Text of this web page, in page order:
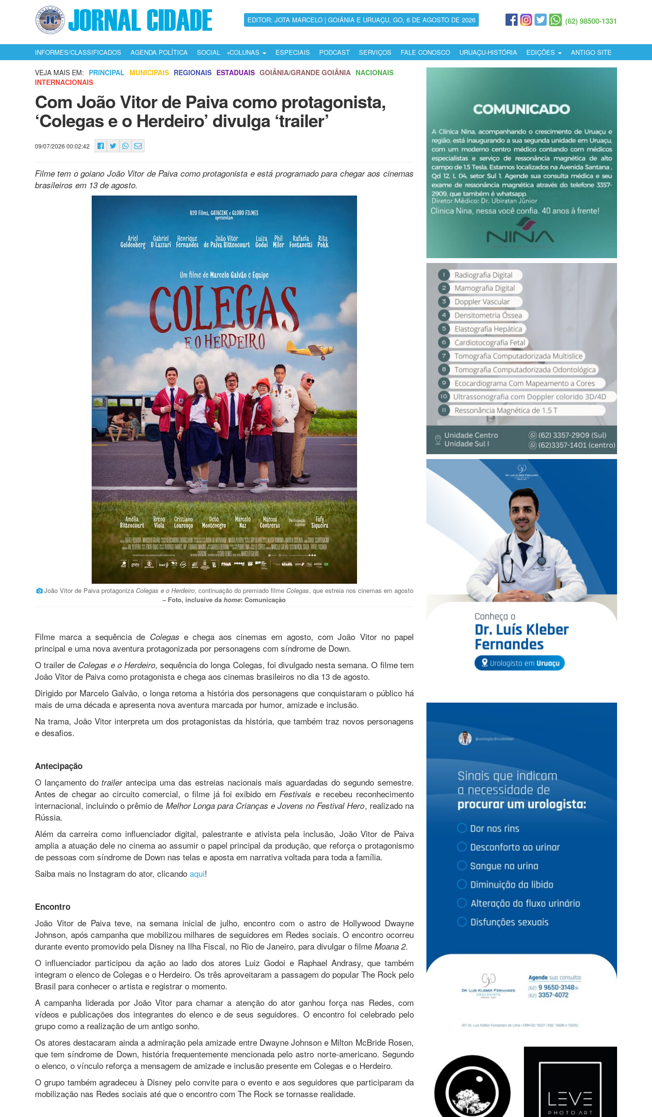
EDITOR: JOTA MARCELO | GOIÂNIA E URUAÇU, GO, 6 DE AGOSTO DE 2026 (62) 98500-1331
INFORMES/CLASSIFICADOS AGENDA POLÍTICA SOCIAL COLUNAS ESPECIAIS PODCAST SERVIÇOS FALE CONOSCO URUAÇU-HISTÓRIA EDIÇÕES ANTIGO SITE
VEJA MAIS EM: PRINCIPAL MUNICIPAIS REGIONAIS ESTADUAIS GOIÂNIA/GRANDE GOIÂNIA NACIONAIS
INTERNACIONAIS
Com João Vitor de Paiva como protagonista,
‘Colegas e o Herdeiro’ divulga ‘trailer’
09/07/2026 00:02:42
Filme tem o goiano João Vitor de Paiva como protagonista e está programado para chegar aos cinemas
brasileiros em 13 de agosto.
João Vitor de Paiva protagoniza Colegas e o Herdeiro, continuação do premiado filme Colegas, que estreia nos cinemas em agosto
– Foto, inclusive dahome: Comunicação
Filme marca a sequência de Colegas e chega aos cinemas em agosto, com João Vitor no papel
principal e uma nova aventura protagonizada por personagens com síndrome de Down.
O trailer de Colegas e o Herdeiro, sequência do longa Colegas, foi divulgado nesta semana. O filme tem
João Vitor de Paiva como protagonista e chega aos cinemas brasileiros no dia 13 de agosto.
Dirigido por Marcelo Galvão, o longa retoma a história dos personagens que conquistaram o público há
mais de uma década e apresenta nova aventura marcada por humor, amizade e inclusão.
Na trama, João Vitor interpreta um dos protagonistas da história, que também traz novos personagens
e desafios.
Antecipação
O lançamento dotrailerantecipa uma das estreias nacionais mais aguardadas do segundo semestre.
Antes de chegar ao circuito comercial, o filme já foi exibido emFestivais e recebeu reconhecimento
internacional, incluindo o prêmio de Melhor Longa para Crianças e Jovens no Festival Hero, realizado na
Rússia.
Além da carreira como influenciador digital, palestrante e ativista pela inclusão, João Vitor de Paiva
amplia a atuação dele no cinema ao assumir o papel principal da produção, que reforça o protagonismo
de pessoas com síndrome de Down nas telas e aposta em narrativa voltada para toda a família.
Saiba mais no Instagram do ator, clicando aqui!
Encontro
João Vitor de Paiva teve, na semana inicial de julho, encontro com o astro de Hollywood Dwayne
Johnson, após campanha que mobilizou milhares de seguidores em Redes sociais. O encontro ocorreu
durante evento promovido pela Disney na Ilha Fiscal, no Rio de Janeiro, para divulgar o filme Moana 2.
O influenciador participou da ação ao lado dos atores Luiz Godoi e Raphael Andrasy, que também
integram o elenco de Colegas e o Herdeiro. Os três aproveitaram a passagem do popular The Rock pelo
Brasil para conhecer o artista e registrar o momento.
A campanha liderada por João Vitor para chamar a atenção do ator ganhou força nas Redes, com
vídeos e publicações dos integrantes do elenco e de seus seguidores. O encontro foi celebrado pelo
grupo como a realização de um antigo sonho.
Os atores destacaram ainda a admiração pela amizade entre Dwayne Johnson e Milton McBride Rosen,
que tem síndrome de Down, história frequentemente mencionada pelo astro norte-americano. Segundo
o elenco, o vínculo reforça a mensagem de amizade e inclusão presente em Colegas e o Herdeiro.
O grupo também agradeceu à Disney pelo convite para o evento e aos seguidores que participaram da
mobilização nas Redes sociais até que o encontro com The Rock se tornasse realidade.